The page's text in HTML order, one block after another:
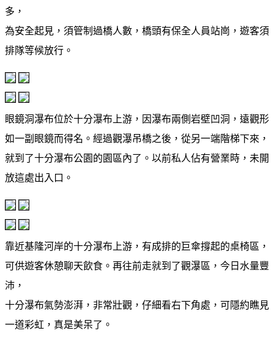
多，
為安全起見，須管制過橋人數，橋頭有保全人員站崗，遊客須
排隊等候放行。
眼鏡洞瀑布位於十分瀑布上游，因瀑布兩側岩壁凹洞，遠觀形
如一副眼鏡而得名。經過觀瀑吊橋之後，從另一端階梯下來，
就到了十分瀑布公園的園區內了。以前私人佔有營業時，未開
放這處出入口。
靠近基隆河岸的十分瀑布上游，有成排的巨傘撐起的桌椅區，
可供遊客休憩聊天飲食。再往前走就到了觀瀑區，今日水量豐
沛，
十分瀑布氣勢澎湃，非常壯觀，仔細看右下角處，可隱約瞧見
一道彩虹，真是美呆了。